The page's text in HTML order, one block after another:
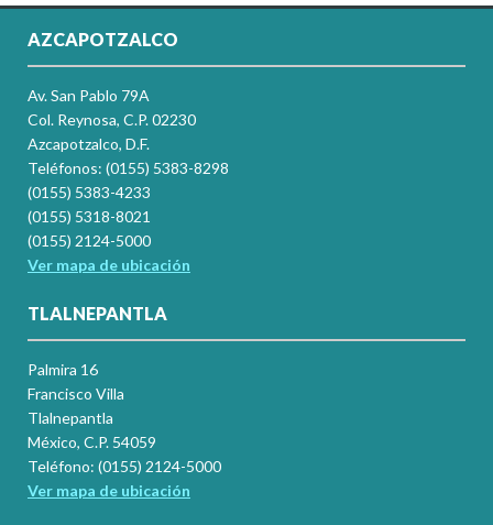
AZCAPOTZALCO
Av. San Pablo 79A
Col. Reynosa, C.P. 02230
Azcapotzalco, D.F.
Teléfonos: (0155) 5383-8298
(0155) 5383-4233
(0155) 5318-8021
(0155) 2124-5000
Ver mapa de ubicación
TLALNEPANTLA
Palmira 16
Francisco Villa
Tlalnepantla
México, C.P. 54059
Teléfono: (0155) 2124-5000
Ver mapa de ubicación